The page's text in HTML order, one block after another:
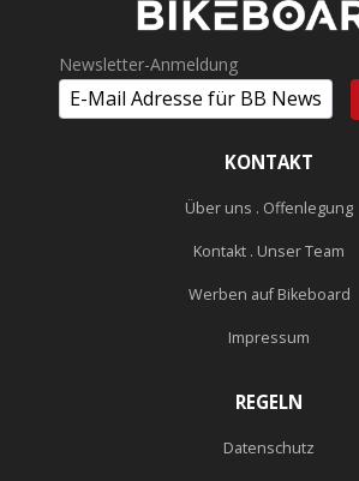
Newsletter-Anmeldung
KONTAKT
Über uns . Offenlegung
Kontakt . Unser Team
Werben auf Bikeboard
Impressum
REGELN
Datenschutz